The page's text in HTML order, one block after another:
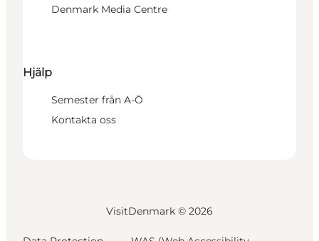
Denmark Media Centre
Hjälp
Semester från A-Ö
Kontakta oss
VisitDenmark © 2026